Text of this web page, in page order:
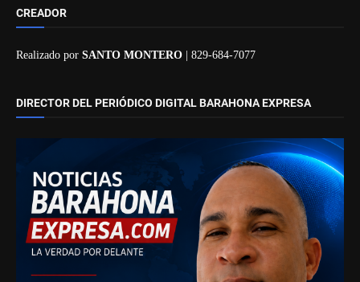
CREADOR
Realizado por SANTO MONTERO | 829-684-7077
DIRECTOR DEL PERIÓDICO DIGITAL BARAHONA EXPRESA